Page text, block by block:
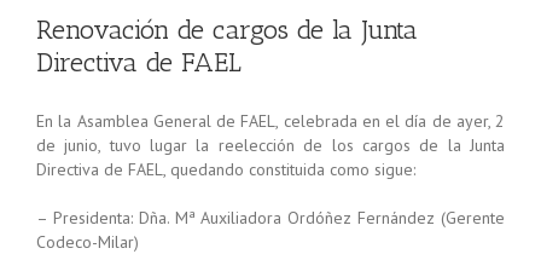
Renovación de cargos de la Junta
Directiva de FAEL
En la Asamblea General de FAEL, celebrada en el día de ayer, 2
de junio, tuvo lugar la reelección de los cargos de la Junta
Directiva de FAEL, quedando constituida como sigue:
– Presidenta: Dña. Mª Auxiliadora Ordóñez Fernández (Gerente
Codeco-Milar)